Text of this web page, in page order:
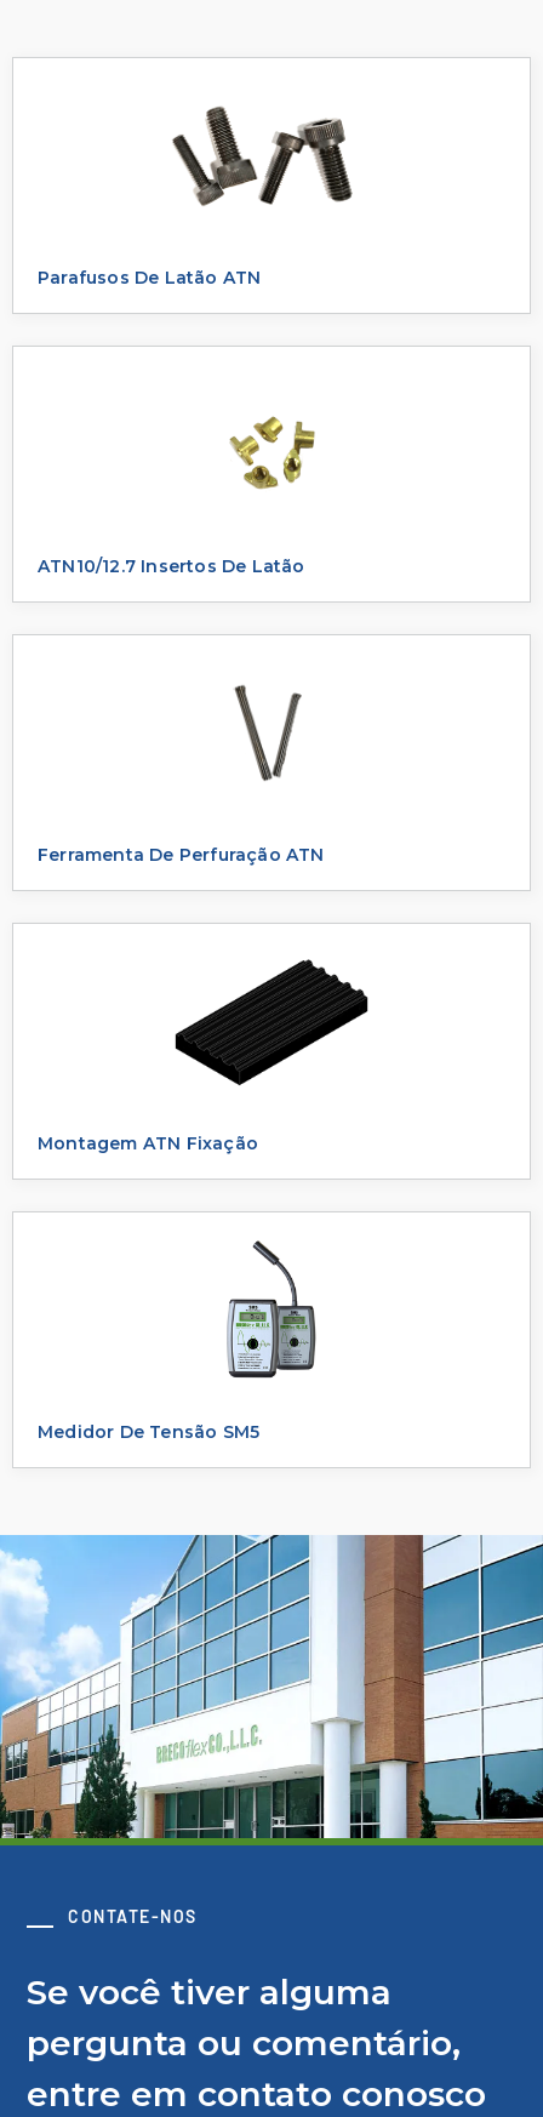
Parafusos De Latão ATN
ATN10/12.7 Insertos De Latão
Ferramenta De Perfuração ATN
Montagem ATN Fixação
Medidor De Tensão SM5
CONTATE-NOS
Se você tiver alguma
pergunta ou comentário,
entre em contato conosco